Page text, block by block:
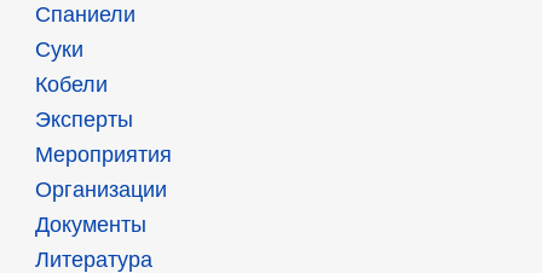
Спаниели
Суки
Кобели
Эксперты
Мероприятия
Организации
Документы
Литература